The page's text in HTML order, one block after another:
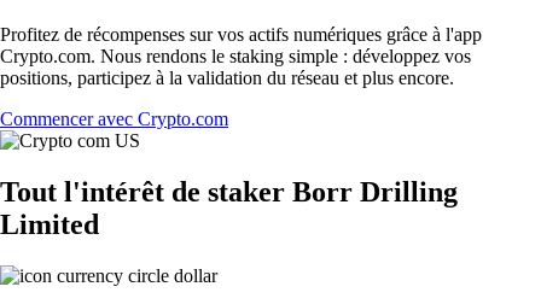
Profitez de récompenses sur vos actifs numériques grâce à l'app
Crypto.com. Nous rendons le staking simple : développez vos
positions, participez à la validation du réseau et plus encore.
Commencer avec Crypto.com
Tout l'intérêt de staker Borr Drilling
Limited